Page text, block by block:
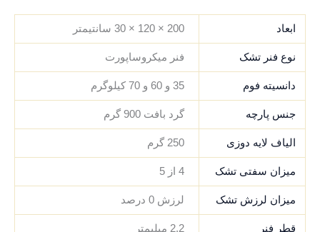
ابعاد 200 × 120 × 30 سانتیمتر
نوع فنر تشک فنر میکروساپورت
دانسیته فوم 35 و 60 و 70 کیلوگرم
جنس پارچه گرد بافت 900 گرم
الیاف لایه دوزی 250 گرم
میزان سفتی تشک 4 از 5
میزان لرزش تشک لرزش 0 درصد
قطر فنر 2.2 میلیمتر